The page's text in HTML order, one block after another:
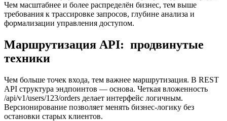
Чем масштабнее и более распределён бизнес, тем выше
требования к трассировке запросов, глубине анализа и
формализации управления доступом.
Маршрутизация API: продвинутые
техники
Чем больше точек входа, тем важнее маршрутизация. В REST
API структура эндпоинтов — основа. Четкая вложенность
/api/v1/users/123/orders делает интерфейс логичным.
Версионирование позволяет менять бизнес-логику без
остановки старых клиентов.